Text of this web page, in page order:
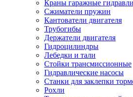
Краны гаражные
Сжиматели пружин
Кантователи двигателя
Трубогибы
Держатели двигателя
Гидроцилиндры
Лебедки и тали
Стойки трансмиссионные
Гидравлические насосы
Cтанки для заклепки
Рохли